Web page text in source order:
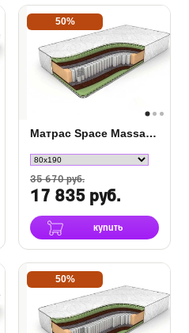
50%
Матрас Space Massage S-1000
35 670 руб.
17 835 руб.
купить
50%